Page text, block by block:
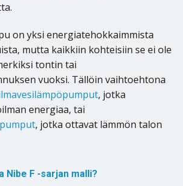
on yksi energiatehokkaimmista
mutta kaikkiin kohteisiin se ei ole
tontin tai
vuoksi. Tällöin vaihtoehtona
, jotka
energiaa, tai
, jotka ottavat lämmön talon
Nibe F -sarjan malli?